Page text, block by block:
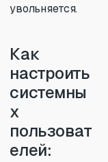
увольняется.
Как
настроить
системны
х
пользоват
елей: